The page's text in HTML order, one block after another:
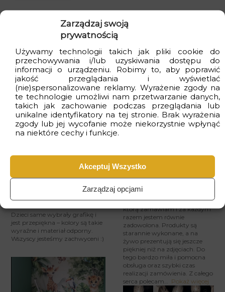
Zarządzaj swoją
prywatnością
Używamy technologii takich jak pliki cookie do
przechowywania i/lub uzyskiwania dostępu do
informacji o urządzeniu. Robimy to, aby poprawić
jakość przeglądania i wyświetlać
(nie)spersonalizowane reklamy. Wyrażenie zgody na
te technologie umożliwi nam przetwarzanie danych,
takich jak zachowanie podczas przeglądania lub
unikalne identyfikatory na tej stronie. Brak wyrażenia
zgody lub jej wycofanie może niekorzystnie wpłynąć
na niektóre cechy i funkcje.
Akceptuj Wszystko
Zarządzaj opcjami
Numer produktu: 9264408061
Kupujesz bezpiecznie: produkt polski i
ekologiczny
Dostawagratisprzy zakupach za min. 399zł
Czas realizacjiod 2 do 4 dniroboczych
Opinie Klientów
Urocza fototapeta
Dzieci same wybrały grafikę i
jest przepiękna – kolory są takie
wyraźne i materiał odporny.
Wszyscy jesteśmy zachwyceni :)
Gorąco polecam 🩵
Jestem zachwycona! Mega
jakość wykonania i dbałość o
każdy, nawet najmniejszy
szczegół. To już kolejna tapeta,
którą zamawiam i za każdym
razem jestem równie
zadowolona. Produkty są
starannie wykonane, a na
żywo prezentują się jeszcze
piękniej niż na zdjęciach. Do
tego bardzo miła i pomocna
obsługa oraz szybki czas
realizacji zamówienia. Z całego
serca polecam
Pokaż więcej